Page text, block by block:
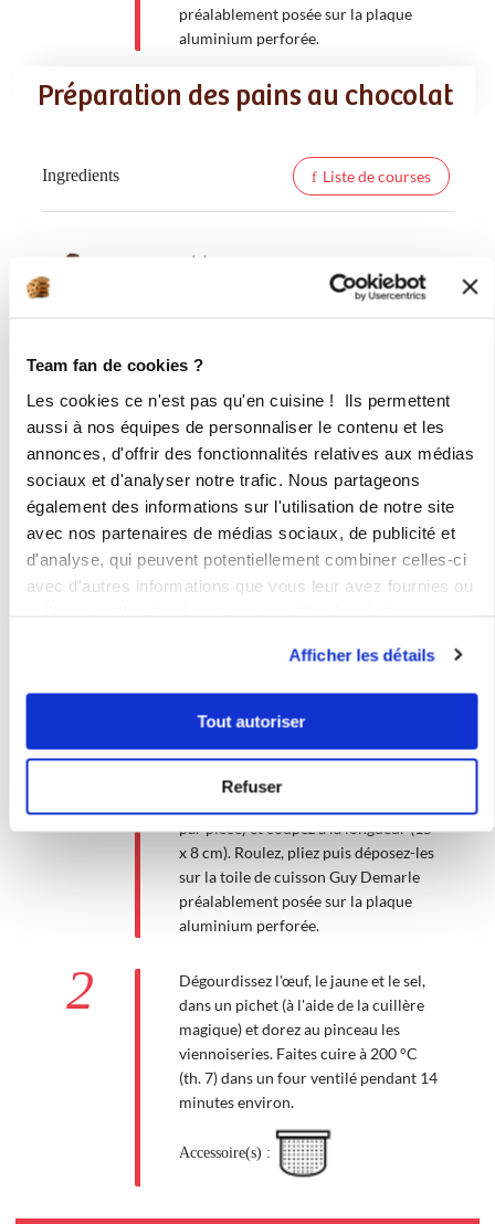
Team fan de cookies ?
Les cookies ce n'est pas qu'en cuisine ! Ils permettent
aussi à nos équipes de personnaliser le contenu et les
annonces, d'offrir des fonctionnalités relatives aux médias
sociaux et d'analyser notre trafic. Nous partageons
également des informations sur l'utilisation de notre site
avec nos partenaires de médias sociaux, de publicité et
d'analyse, qui peuvent potentiellement combiner celles-ci
avec d'autres informations que vous leur avez fournies ou
Afficher les détails
Tout autoriser
Refuser
préalablement posée sur la plaque
aluminium perforée.
Préparation des pains au chocolat
Ingredients Liste de courses
20 bâton(s)
1jaune(s) d’œuf(s)
sel
1
Abaissez la pâte au rouleau pour
former un rectangle de 30 cm sur 40
par pièce) et coupez à la longueur (15
x 8 cm). Roulez, pliez puis déposez-les
sur la toile de cuisson Guy Demarle
préalablement posée sur la plaque
aluminium perforée.
2
Dégourdissez l'œuf, le jaune et le sel,
dans un pichet (à l'aide de la cuillère
magique) et dorez au pinceau les
viennoiseries. Faites cuire à 200 °C
(th. 7) dans un four ventilé pendant 14
minutes environ.
Accessoire(s) :